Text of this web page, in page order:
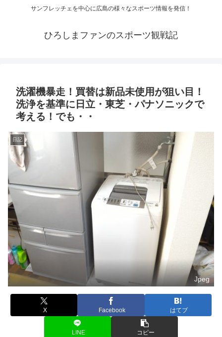
サンフレッチェを中心に広島の様々なスポーツ情報を発信！
ひろしまファンのスポーツ観戦記
洗濯機暴走！買替は新品未使用が狙い目！
洗浄を基準に日立・東芝・パナソニックで
考える！でも・・
日記
Jpeg
X Facebook はてブ
LINE コピー